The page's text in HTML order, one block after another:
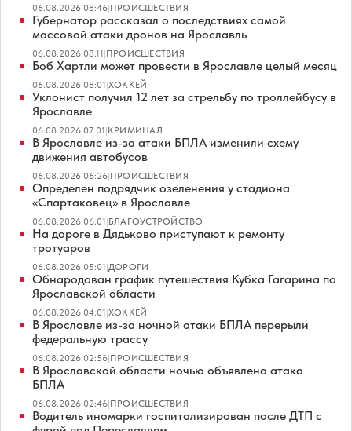
06.08.2026 08:46|ПРОИСШЕСТВИЯ
Губернатор рассказал о последствиях самой
массовой атаки дронов на Ярославль
06.08.2026 08:11|ПРОИСШЕСТВИЯ
Боб Хартли может провести в Ярославле целый месяц
06.08.2026 08:01|ХОККЕЙ
Уклонист получил 12 лет за стрельбу по троллейбусу в
Ярославле
06.08.2026 07:01|КРИМИНАЛ
В Ярославле из-за атаки БПЛА изменили схему
движения автобусов
06.08.2026 06:26|ПРОИСШЕСТВИЯ
Определен подрядчик озеленения у стадиона
«Спартаковец» в Ярославле
06.08.2026 06:01|БЛАГОУСТРОЙСТВО
На дороге в Дядьково приступают к ремонту
тротуаров
06.08.2026 05:01|ДОРОГИ
Обнародован график путешествия Кубка Гагарина по
Ярославской области
06.08.2026 04:01|ХОККЕЙ
В Ярославле из-за ночной атаки БПЛА перерыли
федеральную трассу
06.08.2026 02:56|ПРОИСШЕСТВИЯ
В Ярославской области ночью объявлена атака
БПЛА
06.08.2026 02:46|ПРОИСШЕСТВИЯ
Водитель иномарки госпитализирован после ДТП с